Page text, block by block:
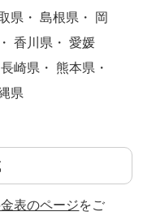
県・ 島根県・ 岡
香川県・ 愛媛
崎県・ 熊本県・
県
表のページをご